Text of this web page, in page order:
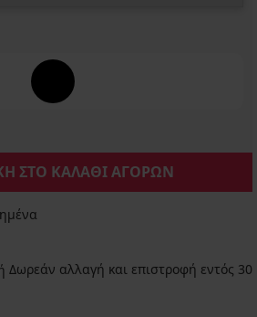
ΣΤΟ ΚΑΛΑΘΙ ΑΓΟΡΩΝ
Δωρεάν αλλαγή και επιστροφή εντός 30